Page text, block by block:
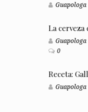
Guapologa
La cerveza
Guapologa
0
Receta:
Guapologa